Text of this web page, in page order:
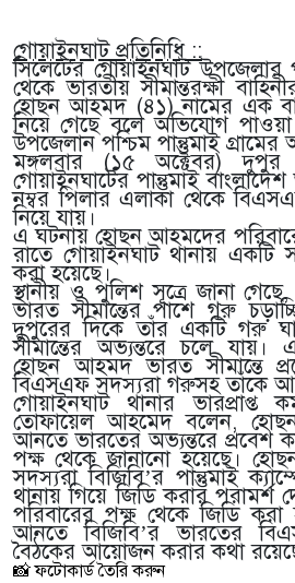
গোয়াইনঘাট প্রতিনিধি ::
সিলেটের গোয়াইনঘাট উপজেলার
থেকে ভারতীয় সীমান্তরক্ষী
হোছন আহমদ (৪১) নামের এক
নিয়ে গেছে বলে অভিযোগ
উপজেলান পশ্চিম পান্তুমাই
মঙ্গলবার (১৫ অক্টেবর) দুপুর
গোয়াইনঘাটের পান্তুমাই
নম্বর পিলার এলাকা থেকে
নিয়ে যায়।
এ ঘটনায় হোছন আহমদের
রাতে গোয়াইনঘাট থানায় একটি
করা হয়েছে।
স্থানীয় ও পুলিশ সূত্রে জানা
ভারত সীমান্তের পাশে গরু
দুপুরের দিকে তাঁর একটি গরু
সীমান্তের অভ্যন্তরে চলে
হোছন আহমদ ভারত সীমান্তে
বিএসএফ সদস্যরা গরুসহ তাঁকে
গোয়াইনঘাট থানার ভারপ্রাপ্ত
তোফায়েল আহমেদ বলেন,
আনতে ভারতের অভ্যন্তরে প্রবেশ
পক্ষ থেকে জানানো হয়েছে।
সদস্যরা বিজিবি’র পান্তুমাই
থানায় গিয়ে জিডি করার পরামর্শ
পরিবারের পক্ষ থেকে জিডি করা
আনতে বিজিবি’র ভারতের
বৈঠকের আয়োজন করার কথা
📸 ফটোকার্ড তৈরি করুন